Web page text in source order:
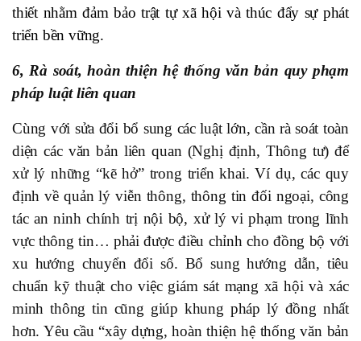
thiết nhằm đảm bảo trật tự xã hội và thúc đẩy sự phát
triển bền vững.
6, Rà soát, hoàn thiện hệ thống văn bản quy phạm
pháp luật liên quan
Cùng với sửa đổi bổ sung các luật lớn, cần rà soát toàn
diện các văn bản liên quan (Nghị định, Thông tư) để
xử lý những “kẽ hở” trong triển khai. Ví dụ, các quy
định về quản lý viễn thông, thông tin đối ngoại, công
tác an ninh chính trị nội bộ, xử lý vi phạm trong lĩnh
vực thông tin… phải được điều chỉnh cho đồng bộ với
xu hướng chuyển đổi số. Bổ sung hướng dẫn, tiêu
chuẩn kỹ thuật cho việc giám sát mạng xã hội và xác
minh thông tin cũng giúp khung pháp lý đồng nhất
hơn. Yêu cầu “xây dựng, hoàn thiện hệ thống văn bản